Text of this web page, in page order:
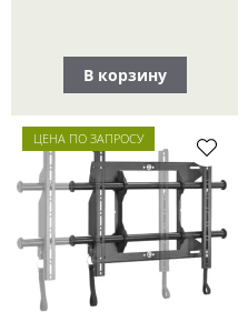
В корзину
ЦЕНА ПО ЗАПРОСУ